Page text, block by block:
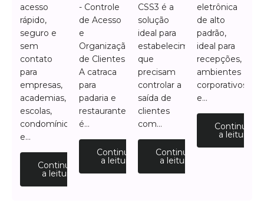
acesso
rápido,
seguro e
sem
contato
para
empresas,
academias,
escolas,
condomínios
e…
Continuar
a leitura
- Controle
de Acesso
e
Organização
de Clientes
A catraca
para
padaria e
restaurante
é…
Continuar
a leitura
CSS3 é a
solução
ideal para
estabelecimentos
que
precisam
controlar a
saída de
clientes
com…
Continuar
a leitura
eletrônica
de alto
padrão,
ideal para
recepções,
ambientes
corporativos
e…
Continuar
a leitura